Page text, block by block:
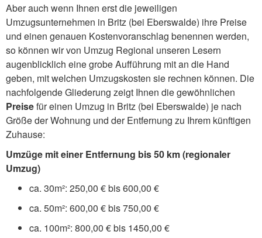
Aber auch wenn Ihnen erst die jeweiligen
Umzugsunternehmen in Britz (bei Eberswalde) ihre Preise
und einen genauen Kostenvoranschlag benennen werden,
so können wir von Umzug Regional unseren Lesern
augenblicklich eine grobe Aufführung mit an die Hand
geben, mit welchen Umzugskosten sie rechnen können. Die
nachfolgende Gliederung zeigt Ihnen die gewöhnlichen
Preisefür einen Umzug in Britz (bei Eberswalde) je nach
Größe der Wohnung und der Entfernung zu Ihrem künftigen
Zuhause:
Umzüge mit einer Entfernung bis 50 km (regionaler
Umzug)
ca. 30m²: 250,00 € bis 600,00 €
ca. 50m²: 600,00 € bis 750,00 €
ca. 100m²: 800,00 € bis 1450,00 €